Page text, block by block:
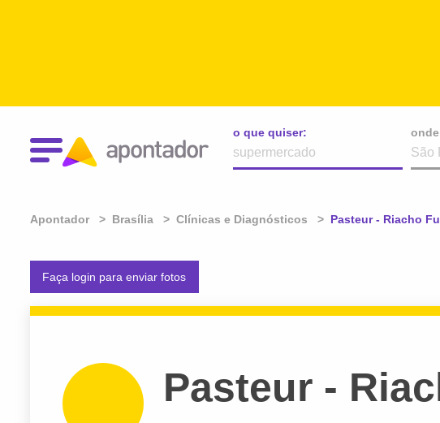
o que quiser:
Apontador Brasília Clínicas e Diagnósticos Atual:
Pasteur - Riacho
Faça login para enviar fotos
Pasteur -